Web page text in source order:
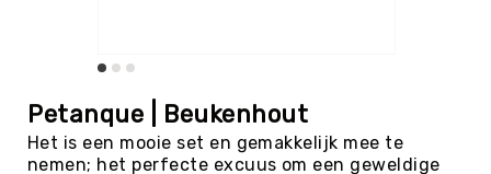
Badminton
Basketbal
Beachvolleybal
naar
het
begin
van
Petanque | Beukenhout
Het is een mooie set en gemakkelijk mee te
nemen; het perfecte excuus om een geweldige